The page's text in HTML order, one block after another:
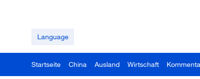
Language
Startseite China Ausland Wirtschaft